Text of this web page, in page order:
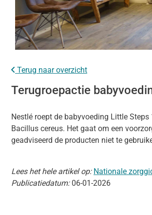
submenu
Reizigersvaccinatie
submenu
Gezondheidsinformatie
submenu
Terug naar overzicht
Terugroepactie
Nestlé roept de babyvoeding Little
Bacillus cereus. Het gaat om een
geadviseerd de producten niet te
Lees het hele artikel op: Nationale
Publicatiedatum: 06-01-2026